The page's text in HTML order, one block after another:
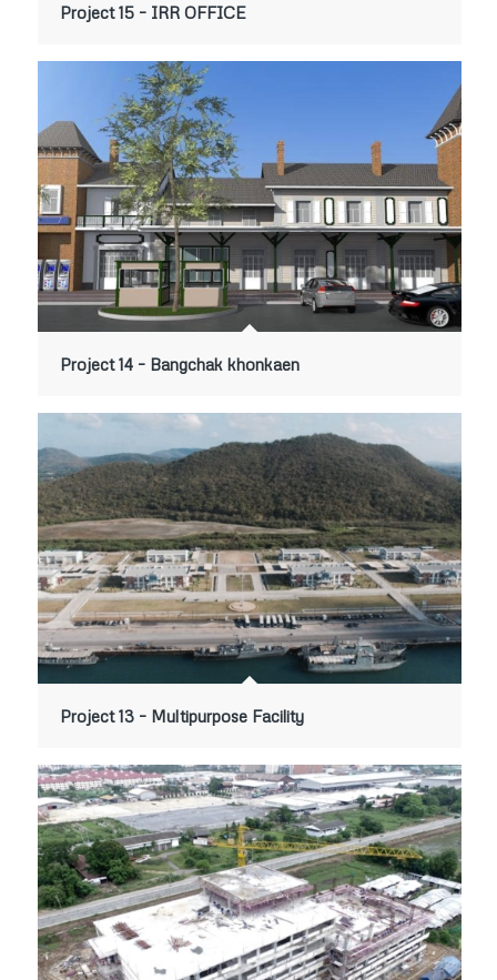
Project 15 – IRR OFFICE
Project 14 – Bangchak khonkaen
Project 13 – Multipurpose Facility